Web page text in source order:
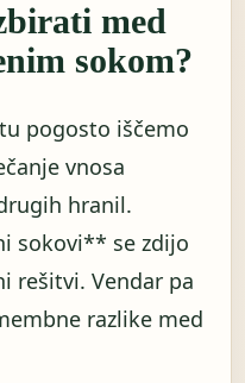
med
sokom?
pogosto iščemo
vnosa
hranil.
sokovi** se zdijo
rešitvi. Vendar pa
razlike med